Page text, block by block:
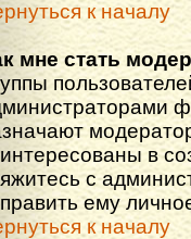
к началу
мне стать
в
с
ему
к началу